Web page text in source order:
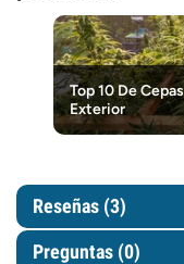
Top 10 De
Exterior
Reseñas (3)
Preguntas (0)